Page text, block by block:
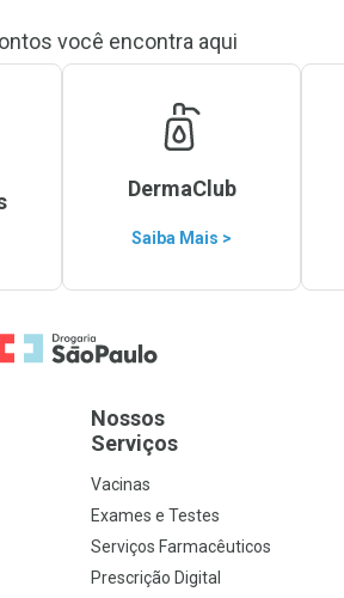
você encontra aqui
DermaClub
Saiba Mais >
para a Home
Nossos
Serviços
Vacinas
Exames e Testes
Serviços Farmacêuticos
Prescrição Digital